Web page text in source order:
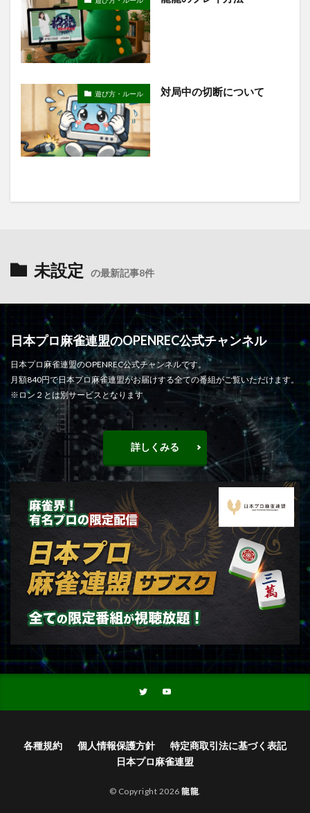
遊び方・ルール 対局中の切断について
未設定 の最新記事8件
日本プロ麻雀連盟のOPENREC公式チャンネル
日本プロ麻雀連盟のOPENREC公式チャンネルです。
月額840円で日本プロ麻雀連盟がお届けする全ての番組がご覧いただけます。
※ロン２とは別サービスとなります
詳しくみる
各種規約 個人情報保護方針
特定商取引法に基づく表記
日本プロ麻雀連盟
© Copyright 2026 龍龍.